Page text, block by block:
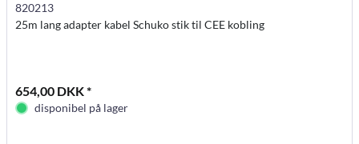
820213
25m lang adapter kabel Schuko stik til CEE kobling
654,00 DKK *
disponibel på lager